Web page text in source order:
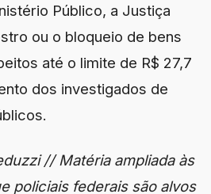
Público, a Justiça
ou o bloqueio de bens
até o limite de R$ 27,7
dos investigados de
// Matéria ampliada às
policiais federais são alvos